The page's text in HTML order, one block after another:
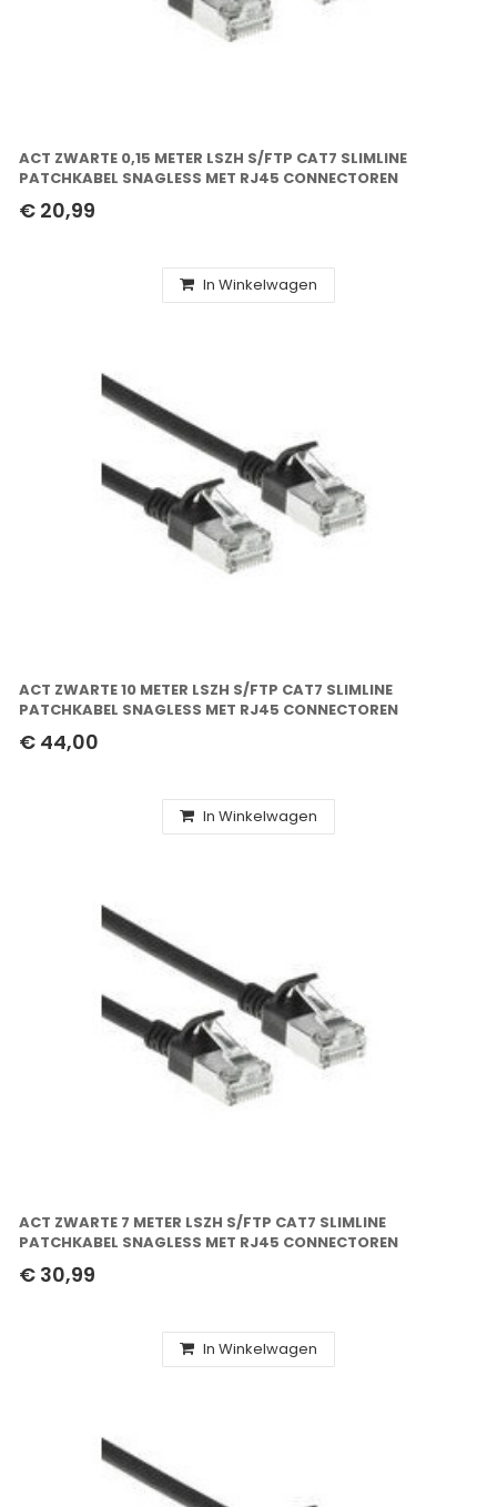
ACT ZWARTE 0,15 METER LSZH S/FTP CAT7 SLIMLINE
PATCHKABEL SNAGLESS MET RJ45 CONNECTOREN
€ 20,99
In Winkelwagen
ACT ZWARTE 10 METER LSZH S/FTP CAT7 SLIMLINE
PATCHKABEL SNAGLESS MET RJ45 CONNECTOREN
€ 44,00
In Winkelwagen
ACT ZWARTE 7 METER LSZH S/FTP CAT7 SLIMLINE
PATCHKABEL SNAGLESS MET RJ45 CONNECTOREN
€ 30,99
In Winkelwagen